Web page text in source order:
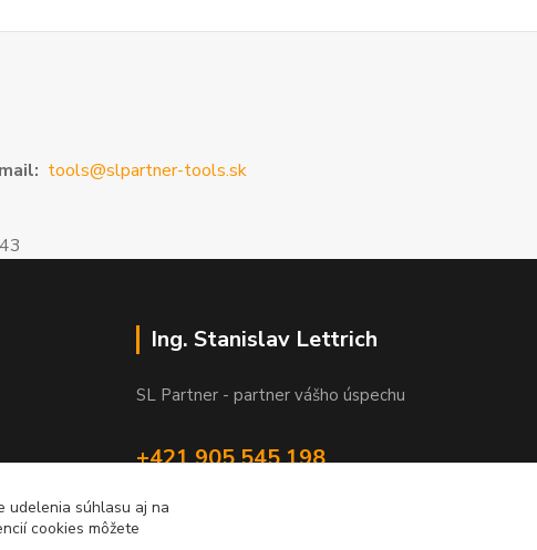
tools@slpartner-tools.sk
Ing. Stanislav Lettrich
SL Partner - partner vášho úspechu
+421 905 545 198
udelenia súhlasu aj na
cookies môžete